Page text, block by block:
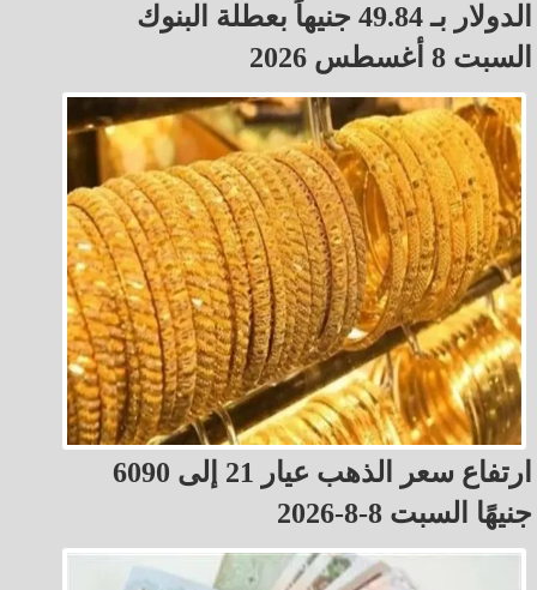
الدولار بـ 49.84 جنيهاً بعطلة البنوك
السبت 8 أغسطس 2026
ارتفاع سعر الذهب عيار 21 إلى 6090
جنيهًا السبت 8-8-2026